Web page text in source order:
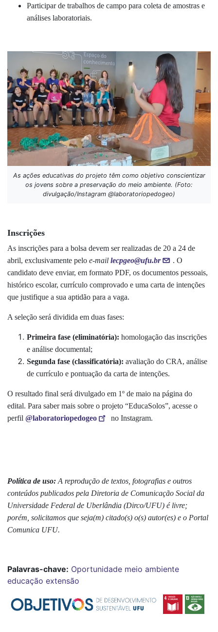
Participar de trabalhos de campo para coleta de amostras e
análises laboratoriais.
As ações educativas do projeto têm como objetivo conscientizar
os jovens sobre a preservação do meio ambiente. (Foto:
divulgação/Instagram @laboratoriopedogeo)
Inscrições
As inscrições para a bolsa devem ser realizadas de 20 a 24 de
abril, exclusivamente pelo e-mail lecpgeo@ufu.br
. O
candidato deve enviar, em formato PDF, os documentos pessoais,
histórico escolar, currículo comprovado e uma carta de intenções
que justifique a sua aptidão para a vaga.
A seleção será dividida em duas fases:
Primeira fase (eliminatória): homologação das inscrições
e análise documental;
Segunda fase (classificatória): avaliação do CRA, análise
de currículo e pontuação da carta de intenções.
O resultado final será divulgado em 1º de maio na página do
edital. Para saber mais sobre o projeto “EducaSolos”, acesse o
perfil @laboratoriopedogeo no Instagram.
Política de uso: A reprodução de textos, fotografias e outros
conteúdos publicados pela Diretoria de Comunicação Social da
Universidade Federal de Uberlândia (Dirco/UFU) é livre;
porém, solicitamos que seja(m) citado(s) o(s) autor(es) e o Portal
Comunica UFU.
Palavras-chave: Oportunidade meio ambiente
educação extensão